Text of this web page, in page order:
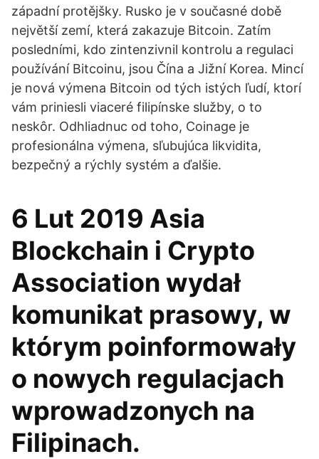
západní protějšky. Rusko je v současné době
největší zemí, která zakazuje Bitcoin. Zatím
posledními, kdo zintenzivnil kontrolu a regulaci
používání Bitcoinu, jsou Čína a Jižní Korea. Mincí
je nová výmena Bitcoin od tých istých ľudí, ktorí
vám priniesli viaceré filipínske služby, o to
neskôr. Odhliadnuc od toho, Coinage je
profesionálna výmena, sľubujúca likvidita,
bezpečný a rýchly systém a ďalšie.
6 Lut 2019 Asia
Blockchain i Crypto
Association wydał
komunikat prasowy, w
którym poinformowały
o nowych regulacjach
wprowadzonych na
Filipinach.